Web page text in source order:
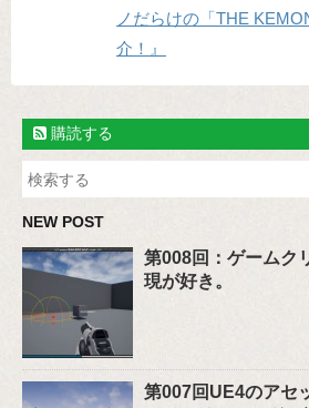
ノだらけの「THE
介！』
購読する
NEW POST
第008回：ゲームク
現が好き。
第007回UE4のアセ